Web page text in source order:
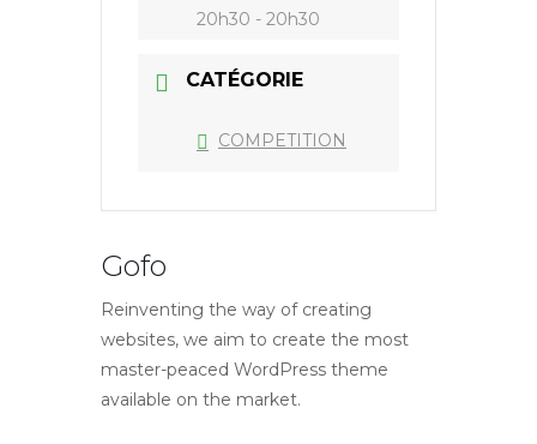
20h30 - 20h30
CATÉGORIE
COMPETITION
Gofo
Reinventing the way of creating
websites, we aim to create the most
master-peaced WordPress theme
available on the market.